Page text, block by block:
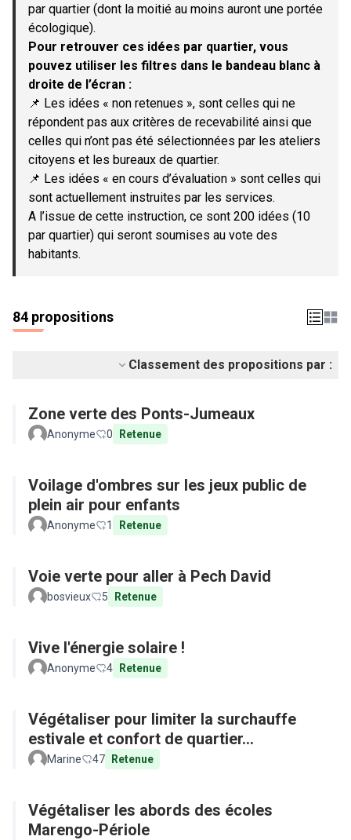
par quartier (dont la moitié au moins auront une portée
écologique).
Pour retrouver ces idées par quartier, vous
pouvez utiliser les filtres dans le bandeau blanc à
droite de l’écran :
📌 Les idées « non retenues », sont celles qui ne
répondent pas aux critères de recevabilité ainsi que
celles qui n’ont pas été sélectionnées par les ateliers
citoyens et les bureaux de quartier.
📌 Les idées « en cours d’évaluation » sont celles qui
sont actuellement instruites par les services.
A l’issue de cette instruction, ce sont 200 idées (10
par quartier) qui seront soumises au vote des
habitants.
84 propositions
Classement des propositions par :
Zone verte des Ponts-Jumeaux
Anonyme 0 Retenue
Voilage d'ombres sur les jeux public de
plein air pour enfants
Anonyme 1 Retenue
Voie verte pour aller à Pech David
bosvieux 5 Retenue
Vive l'énergie solaire !
Anonyme 4 Retenue
Végétaliser pour limiter la surchauffe
estivale et confort de quartier...
Marine 47 Retenue
Végétaliser les abords des écoles
Marengo-Périole